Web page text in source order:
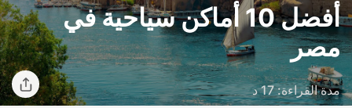
أفضل 10 أماكن سياحية في
مصر
مدة القراءة: 17 د